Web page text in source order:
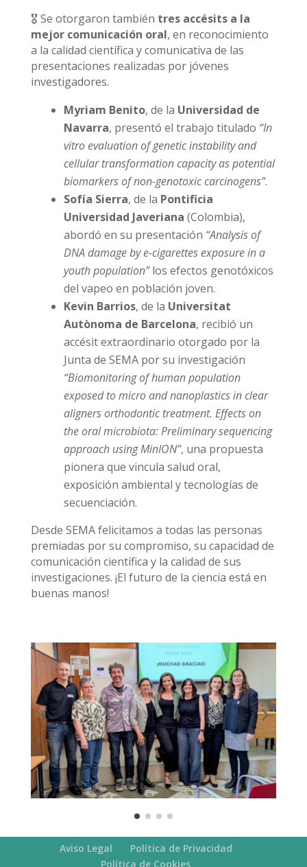
🎖️ Se otorgaron también tres accésits a la
mejor comunicación oral, en reconocimiento
a la calidad científica y comunicativa de las
presentaciones realizadas por jóvenes
investigadores.
Myriam Benito, de la Universidad de
Navarra, presentó el trabajo titulado “In
vitro evaluation of genetic instability and
cellular transformation capacity as potential
biomarkers of non-genotoxic carcinogens”.
Sofía Sierra, de la Pontificia
Universidad Javeriana (Colombia),
abordó en su presentación “Analysis of
DNA damage by e-cigarettes exposure in a
youth population”los efectos genotóxicos
del vapeo en población joven.
Kevin Barrios, de la Universitat
Autònoma de Barcelona, recibió un
accésit extraordinario otorgado por la
Junta de SEMA por su investigación
“Biomonitoring of human population
exposed to micro and nanoplastics in clear
aligners orthodontic treatment. Effects on
the oral microbiota: Preliminary sequencing
approach using MinION”, una propuesta
pionera que vincula salud oral,
exposición ambiental y tecnologías de
secuenciación.
Desde SEMA felicitamos a todas las personas
premiadas por su compromiso, su capacidad de
comunicación científica y la calidad de sus
investigaciones. ¡El futuro de la ciencia está en
buenas manos!
Aviso Legal
Política de Privacidad
Política de Cookies